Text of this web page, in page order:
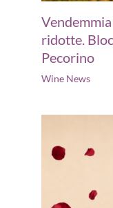
ridotte.
Pecorino
Wine News